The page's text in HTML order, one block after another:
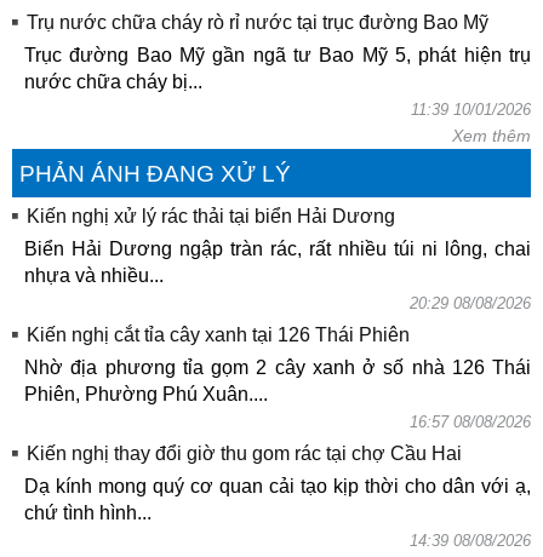
Trụ nước chữa cháy rò rỉ nước tại trục đường Bao Mỹ
Trục đường Bao Mỹ gần ngã tư Bao Mỹ 5, phát hiện trụ
nước chữa cháy bị...
11:39 10/01/2026
Xem thêm
PHẢN ÁNH ĐANG XỬ LÝ
Kiến nghị xử lý rác thải tại biển Hải Dương
Biển Hải Dương ngập tràn rác, rất nhiều túi ni lông, chai
nhựa và nhiều...
20:29 08/08/2026
Kiến nghị cắt tỉa cây xanh tại 126 Thái Phiên
Nhờ địa phương tỉa gọm 2 cây xanh ở số nhà 126 Thái
Phiên, Phường Phú Xuân....
16:57 08/08/2026
Kiến nghị thay đổi giờ thu gom rác tại chợ Cầu Hai
Dạ kính mong quý cơ quan cải tạo kịp thời cho dân với ạ,
chứ tình hình...
14:39 08/08/2026